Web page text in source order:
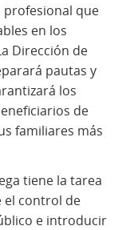
profesional que
en los
Dirección de
pautas y
los
de
familiares más
tiene la tarea
el control de
e introducir